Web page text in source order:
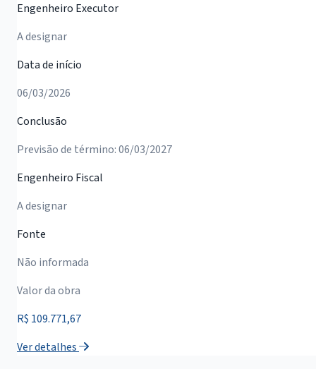
Engenheiro Executor
A designar
Data de início
06/03/2026
Conclusão
Previsão de término: 06/03/2027
Engenheiro Fiscal
A designar
Fonte
Não informada
Valor da obra
R$ 109.771,67
Ver detalhes